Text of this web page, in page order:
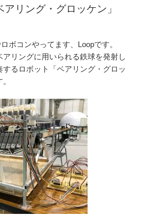
リング・グロッケン」
ボコンやってます、Loopです。
リングに用いられる鉄球を発射し
るロボット「ベアリング・グロッ